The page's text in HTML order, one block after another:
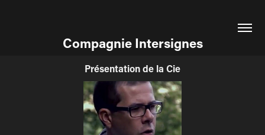
Compagnie Intersignes
Présentation de la Cie